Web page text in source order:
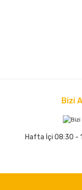
Bizi
Hafta İçi 08:30 -